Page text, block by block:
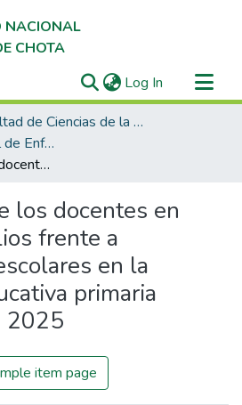
NACIONAL
CHOTA
Log In (current)
Facultad de Ciencias de la Salud
Escuela Profesional de Enfermería
Preparación de los docentes en primeros auxilios frente a emergencias escolares en la institución educativa primaria 10384, Chota 2025
los docentes en
frente a
en la
primaria
2025
item page